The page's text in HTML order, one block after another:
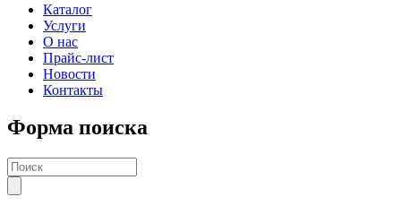
Каталог
Услуги
О нас
Прайс-лист
Новости
Контакты
Форма поиска